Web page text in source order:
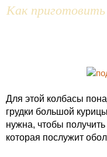
Как
Для этой колбасы
грудки большой
нужна, чтобы
которая послужит